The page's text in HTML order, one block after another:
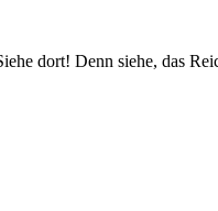
dort! Denn sie­he, das